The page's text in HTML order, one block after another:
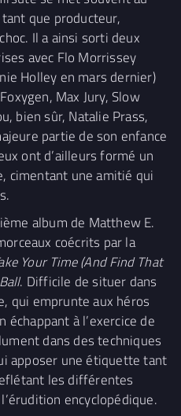
que producteur,
Il a ainsi sorti deux
avec Flo Morrissey
Holley en mars dernier)
Max Jury, Slow
bien sûr, Natalie Prass,
partie de son enfance
ont d’ailleurs formé un
cimentant une amitié qui
album de Matthew E.
coécrits par la
Your Time (And Find That
. Difficile de situer dans
qui emprunte aux héros
à l’exercice de
dans des techniques
apposer une étiquette tant
les différentes
encyclopédique.